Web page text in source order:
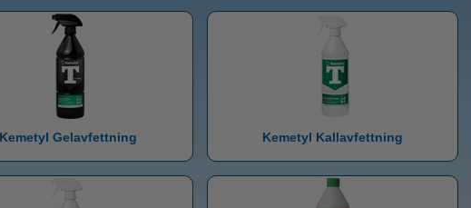
Kemetyl Gelavfettning Kemetyl Kallavfettning